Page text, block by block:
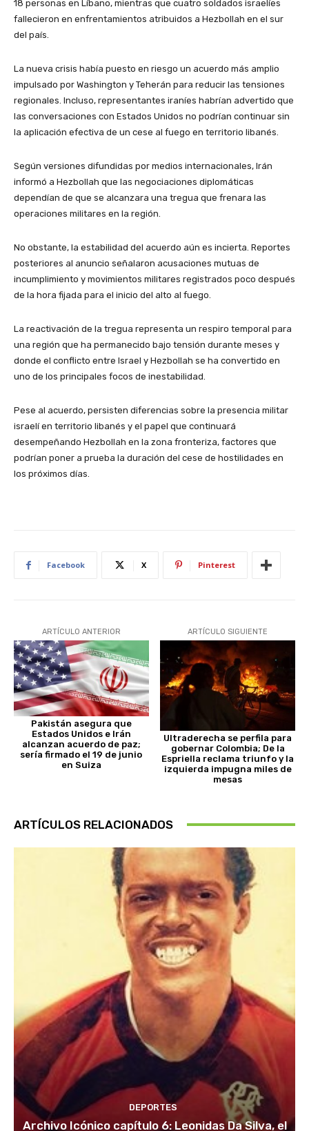
18 personas en Líbano, mientras que cuatro soldados israelíes
fallecieron en enfrentamientos atribuidos a Hezbollah en el sur
del país.
La nueva crisis había puesto en riesgo un acuerdo más amplio
impulsado por Washington y Teherán para reducir las tensiones
regionales. Incluso, representantes iraníes habrían advertido que
las conversaciones con Estados Unidos no podrían continuar sin
la aplicación efectiva de un cese al fuego en territorio libanés.
Según versiones difundidas por medios internacionales, Irán
informó a Hezbollah que las negociaciones diplomáticas
dependían de que se alcanzara una tregua que frenara las
operaciones militares en la región.
No obstante, la estabilidad del acuerdo aún es incierta. Reportes
posteriores al anuncio señalaron acusaciones mutuas de
incumplimiento y movimientos militares registrados poco después
de la hora fijada para el inicio del alto al fuego.
La reactivación de la tregua representa un respiro temporal para
una región que ha permanecido bajo tensión durante meses y
donde el conflicto entre Israel y Hezbollah se ha convertido en
uno de los principales focos de inestabilidad.
Pese al acuerdo, persisten diferencias sobre la presencia militar
israelí en territorio libanés y el papel que continuará
desempeñando Hezbollah en la zona fronteriza, factores que
podrían poner a prueba la duración del cese de hostilidades en
los próximos días.
Facebook X Pinterest
ARTÍCULO ANTERIOR
Pakistán asegura que
Estados Unidos e Irán
alcanzan acuerdo de paz;
sería firmado el 19 de junio
en Suiza
ARTÍCULO SIGUIENTE
Ultraderecha se perfila para
gobernar Colombia; De la
Espriella reclama triunfo y la
izquierda impugna miles de
mesas
ARTÍCULOS RELACIONADOS
DEPORTES
Archivo Icónico capítulo 6: Leonidas Da Silva, el